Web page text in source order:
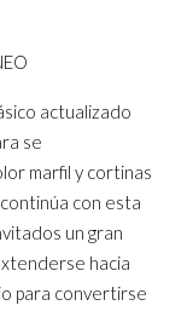
actualizado
se
marfil y cortinas
con esta
un gran
hacia
para convertirse